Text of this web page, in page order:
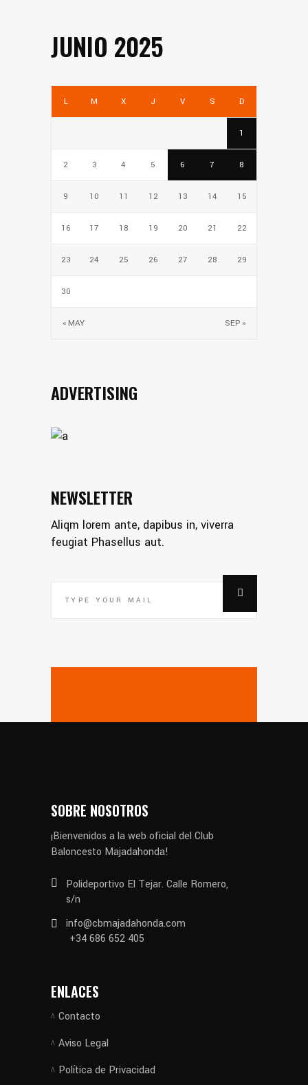
JUNIO 2025
L M X J V S D
« MAY SEP »
1
2 3 4 5 6 7 8
9 10 11 12 13 14 15
16 17 18 19 20 21 22
23 24 25 26 27 28 29
30
ADVERTISING
NEWSLETTER
Aliqm lorem ante, dapibus in, viverra
feugiat Phasellus aut.
SOBRE NOSOTROS
¡Bienvenidos a la web oficial del Club
Baloncesto Majadahonda!
Polideportivo El Tejar. Calle Romero,
s/n
info@cbmajadahonda.com
+34 686 652 405
ENLACES
Contacto
Aviso Legal
Política de Privacidad